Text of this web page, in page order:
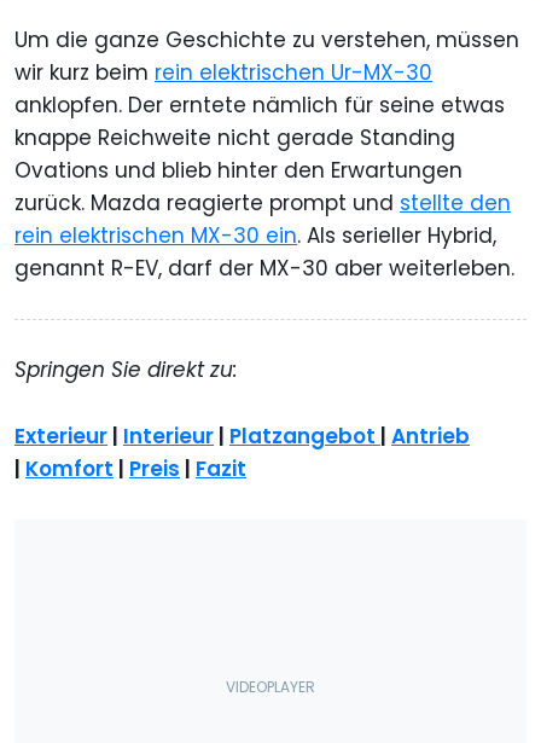
Um die ganze Geschichte zu verstehen, müssen
wir kurz beim rein elektrischen Ur-MX-30
anklopfen. Der erntete nämlich für seine etwas
knappe Reichweite nicht gerade Standing
Ovations und blieb hinter den Erwartungen
zurück. Mazda reagierte prompt und stellte den
rein elektrischen MX-30 ein. Als serieller Hybrid,
genannt R-EV, darf der MX-30 aber weiterleben.
Springen Sie direkt zu:
Exterieur Interieur Platzangebot Antrieb
Komfort Preis Fazit